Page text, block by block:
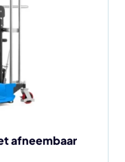
afneembaar